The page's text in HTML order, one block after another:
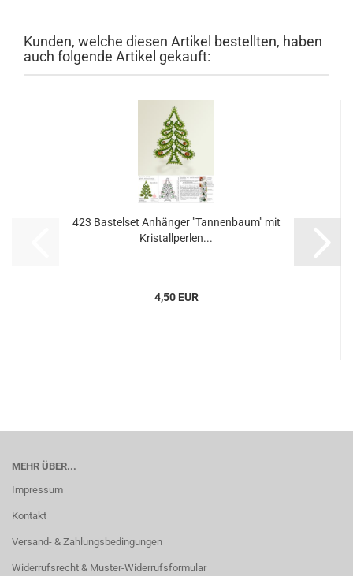
Kunden, welche diesen Artikel bestellten, haben
auch folgende Artikel gekauft:
423 Bastelset Anhänger "Tannenbaum" mit
Kristallperlen...
4,50 EUR
MEHR ÜBER...
Impressum
Kontakt
Versand- & Zahlungsbedingungen
Widerrufsrecht & Muster-Widerrufsformular